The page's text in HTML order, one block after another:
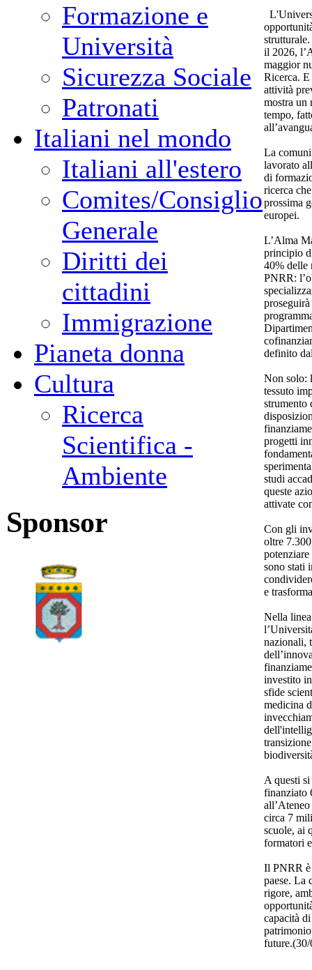
Formazione e
Università
Sicurezza Sociale
Patronati
Italiani nel mondo
Italiani all'estero
Comites/Consiglio
Generale
Diritti dei
cittadini
Immigrazione
Pianeta donna
Cultura
Ricerca
Scientifica -
Ambiente
Sponsor
il 2026,
maggior
Ricerca.
attività
mostra un
tempo,
La
lavorato
di
ricerca
prossima
europei.
L’Alma
principio
40% delle
PNRR:
definito
Non solo:
tessuto
strumento
progetti
studi
queste
attivate
Con gli
oltre
sono stati
e
Nella
nazionali,
investito
sfide
medicina
A questi
finanziato
circa 7
scuole, ai
formatori
Il PNRR è
paese. La
rigore,
capacità